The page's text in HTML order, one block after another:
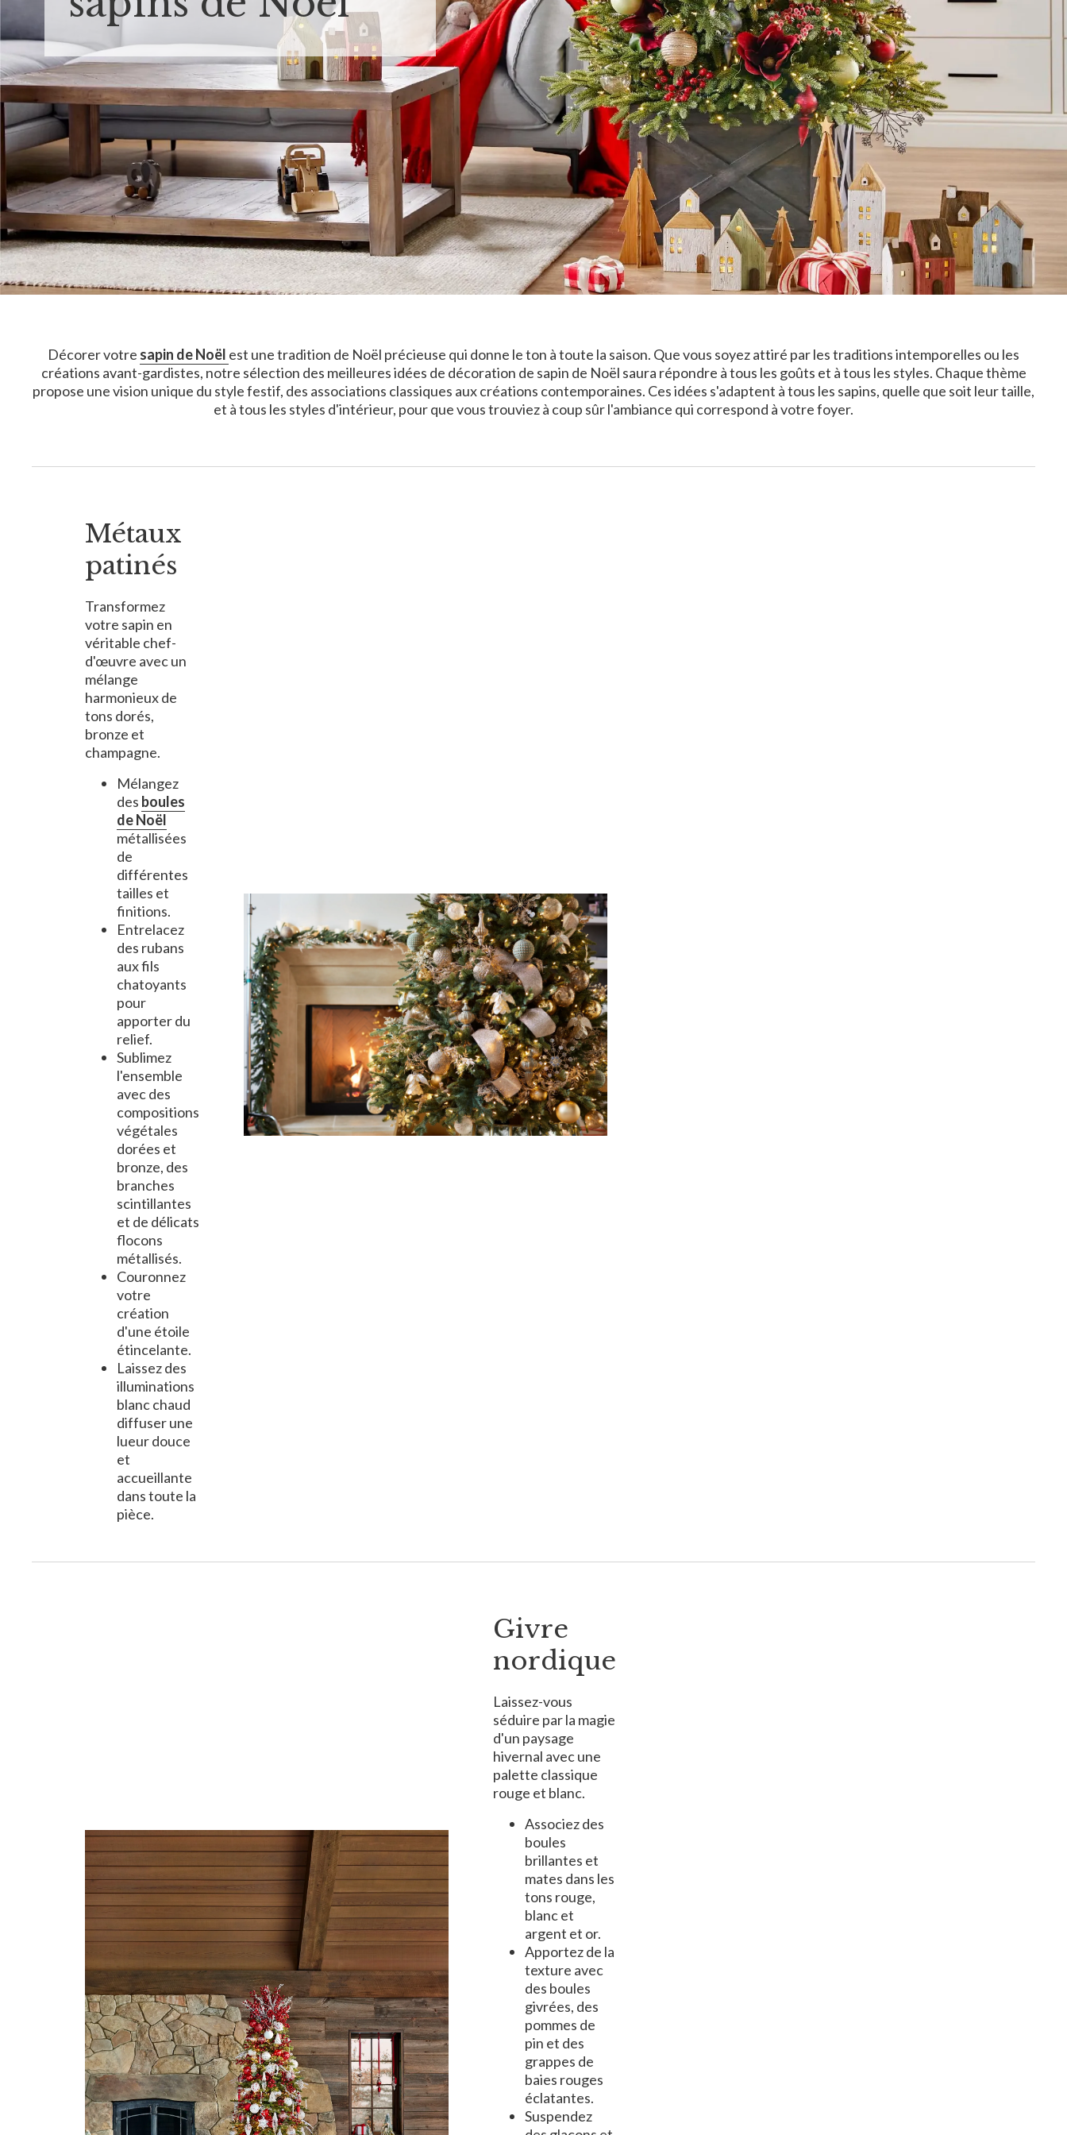
Décorer votre sapin de Noël est une tradition de Noël précieuse qui donne le ton à toute la saison. Que vous soyez attiré par les traditions intemporelles ou les
créations avant-gardistes, notre sélection des meilleures idées de décoration de sapin de Noël saura répondre à tous les goûts et à tous les styles. Chaque thème
propose une vision unique du style festif, des associations classiques aux créations contemporaines. Ces idées s'adaptent à tous les sapins, quelle que soit leur taille,
et à tous les styles d'intérieur, pour que vous trouviez à coup sûr l'ambiance qui correspond à votre foyer.
Métaux
patinés
Transformez
votre sapin en
véritable chef-
d'œuvre avec un
mélange
harmonieux de
tons dorés,
bronze et
champagne.
Mélangez
des boules
de Noël
métallisées
de
différentes
tailles et
finitions.
Entrelacez
des rubans
aux fils
chatoyants
pour
apporter du
relief.
Sublimez
l'ensemble
avec des
compositions
végétales
dorées et
bronze, des
branches
scintillantes
et de délicats
flocons
métallisés.
Couronnez
votre
création
d'une étoile
étincelante.
Laissez des
illuminations
blanc chaud
diffuser une
lueur douce
et
accueillante
dans toute la
pièce.
Givre
nordique
Laissez-vous
séduire par la magie
d'un paysage
hivernal avec une
palette classique
rouge et blanc.
Associez des
boules
brillantes et
mates dans les
tons rouge,
blanc et
argent et or.
Apportez de la
texture avec
des boules
givrées, des
pommes de
pin et des
grappes de
baies rouges
éclatantes.
Suspendez